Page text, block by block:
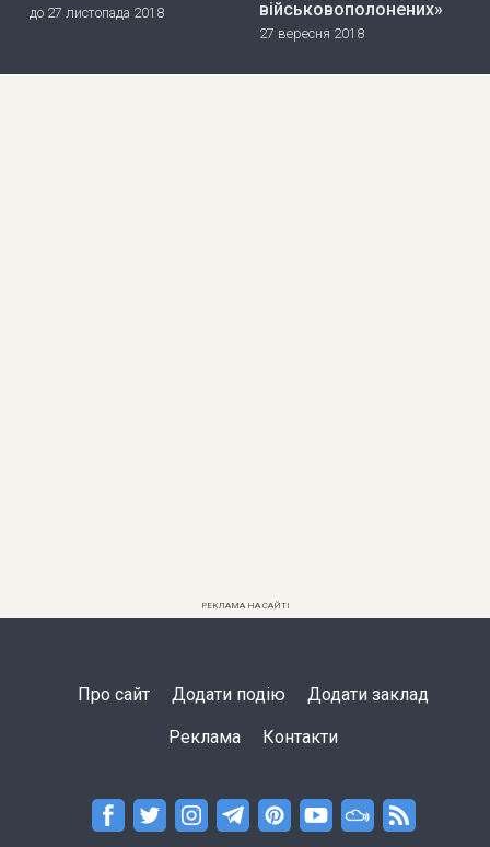
до 27 листопада 2018
військовополонених»
27 вересня 2018
РЕКЛАМА НА САЙТІ
Про сайт Додати подію Додати заклад
Реклама Контакти